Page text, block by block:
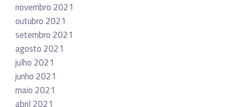
novembro 2021
outubro 2021
setembro 2021
agosto 2021
julho 2021
junho 2021
maio 2021
abril 2021